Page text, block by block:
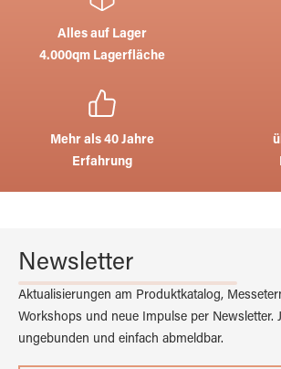
Alles auf Lager
4.000qm Lagerfläche
Mehr als 40 Jahre
Erfahrung
Newsletter
Aktualisierungen am Produktkatalog,
Workshops und neue Impulse per Newsletter.
ungebunden und einfach abmeldbar.